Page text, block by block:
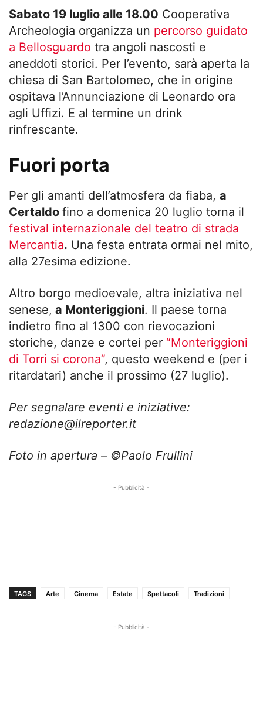
Sabato 19 luglio alle 18.00 Cooperativa
Archeologia organizza un percorso guidato
a Bellosguardo tra angoli nascosti e
aneddoti storici. Per l’evento, sarà aperta la
chiesa di San Bartolomeo, che in origine
ospitava l’Annunciazione di Leonardo ora
agli Uffizi. E al termine un drink
rinfrescante.
Fuori porta
Per gli amanti dell’atmosfera da fiaba, a
Certaldo fino a domenica 20 luglio torna il
festival internazionale del teatro di strada
Mercantia. Una festa entrata ormai nel mito,
alla 27esima edizione.
Altro borgo medioevale, altra iniziativa nel
senese, a Monteriggioni. Il paese torna
indietro fino al 1300 con rievocazioni
storiche, danze e cortei per “Monteriggioni
di Torri si corona”, questo weekend e (per i
ritardatari) anche il prossimo (27 luglio).
Per segnalare eventi e iniziative:
redazione@ilreporter.it
Foto in apertura – ©Paolo Frullini
- Pubblicità -
TAGS Arte Cinema Estate Spettacoli Tradizioni
- Pubblicità -